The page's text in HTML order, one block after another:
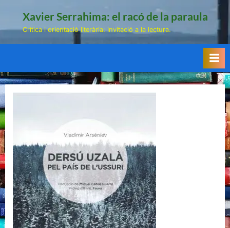
Xavier Serrahima: el racó de la paraula
Crítica i orientació literària: invitació a la lectura.